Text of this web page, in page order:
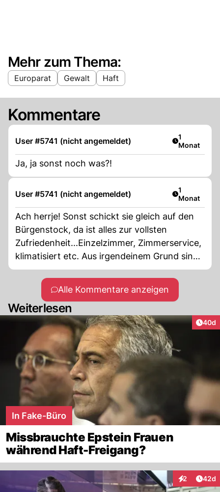
Mehr zum Thema:
Europarat Gewalt Haft
Kommentare
User #5741 (nicht angemeldet) Artikel
1
Monat
Ja, ja sonst noch was?!
User #5741 (nicht angemeldet) Artikel
1
Monat
Ach herrje! Sonst schickt sie gleich auf den
Bürgenstock, da ist alles zur vollsten
Zufriedenheit...Einzelzimmer, Zimmerservice,
klimatisiert etc. Aus irgendeinem Grund sind
sie im Gefängnis, und erst in einem
zivilisierten, voll demokratischen Land..hat
sonst noch jemand einen Wunsch, eir
ergüllen ihn gerne 🤦
Alle Kommentare anzeigen
Weiterlesen
40d
In Fake-Büro
Missbrauchte Epstein Frauen
während Haft-Freigang?
2
Interaktionen
42d